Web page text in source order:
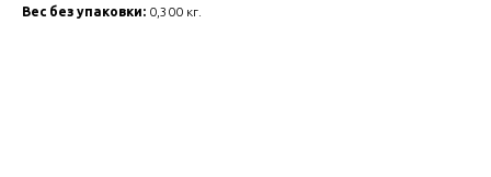
Вес без упаковки: 0,300 кг.